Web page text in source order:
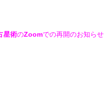
星術のZoomでの再開のお知らせ